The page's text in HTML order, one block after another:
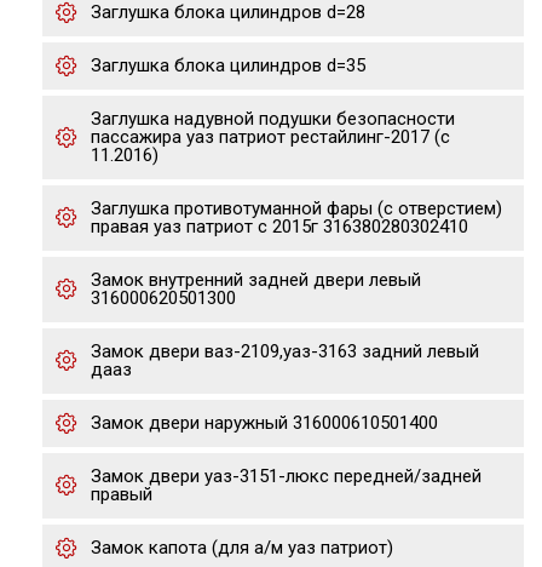
Заглушка блока цилиндров d=28
Заглушка блока цилиндров d=35
Заглушка надувной подушки безопасности
пассажира уаз патриот рестайлинг-2017 (с
11.2016)
Заглушка противотуманной фары (с отверстием)
правая уаз патриот с 2015г 316380280302410
Замок внутренний задней двери левый
316000620501300
Замок двери ваз-2109,уаз-3163 задний левый
дааз
Замок двери наружный 316000610501400
Замок двери уаз-3151-люкс передней/задней
правый
Замок капота (для а/м уаз патриот)